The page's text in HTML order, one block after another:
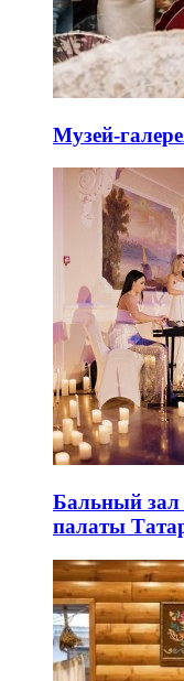
Музей-
Бальный
палаты